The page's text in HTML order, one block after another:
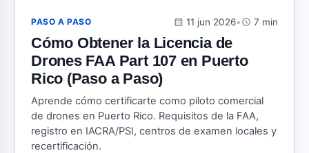
PASO A PASO calendar_month 11 jun 2026•schedule 7 min
Cómo Obtener la Licencia de
Drones FAA Part 107 en Puerto
Rico (Paso a Paso)
Aprende cómo certificarte como piloto comercial
de drones en Puerto Rico. Requisitos de la FAA,
registro en IACRA/PSI, centros de examen locales y
recertificación.